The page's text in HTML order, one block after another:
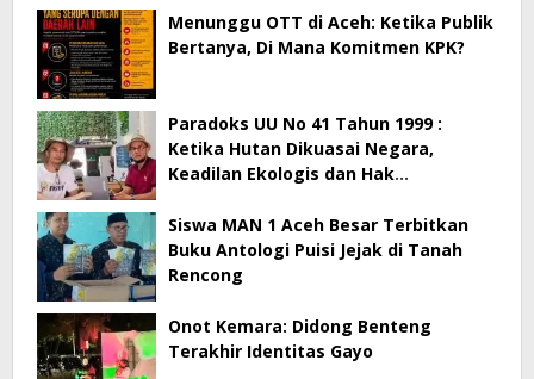
Menunggu OTT di Aceh: Ketika Publik
Bertanya, Di Mana Komitmen KPK?
Paradoks UU No 41 Tahun 1999 :
Ketika Hutan Dikuasai Negara,
Keadilan Ekologis dan Hak
Siswa MAN 1 Aceh Besar Terbitkan
Buku Antologi Puisi Jejak di Tanah
Rencong
Onot Kemara: Didong Benteng
Terakhir Identitas Gayo